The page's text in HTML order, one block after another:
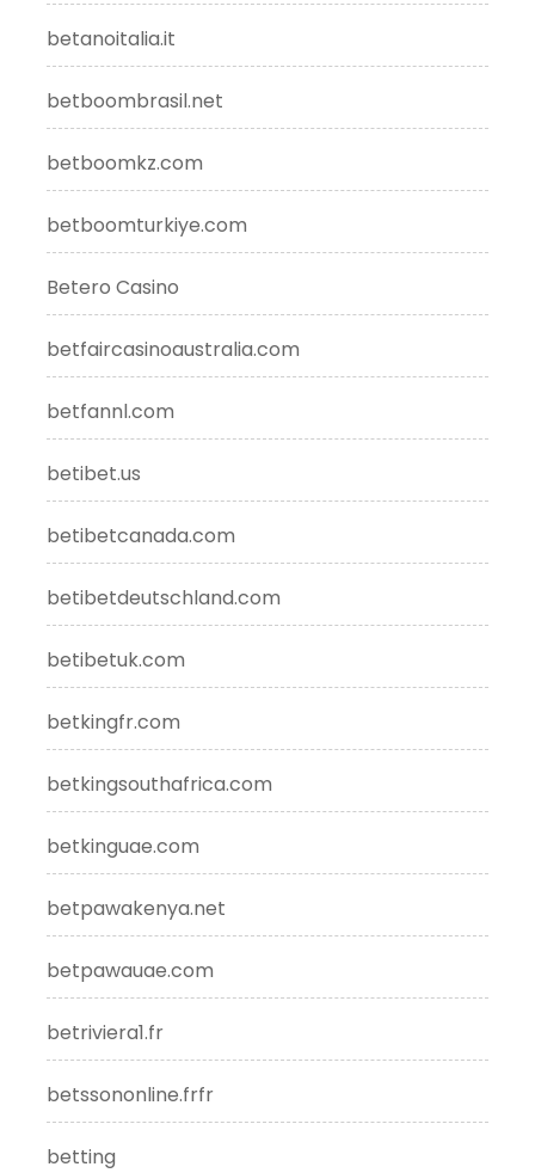
betanoitalia.it
betboombrasil.net
betboomkz.com
betboomturkiye.com
Betero Casino
betfaircasinoaustralia.com
betfannl.com
betibet.us
betibetcanada.com
betibetdeutschland.com
betibetuk.com
betkingfr.com
betkingsouthafrica.com
betkinguae.com
betpawakenya.net
betpawauae.com
betriviera1.fr
betssononline.frfr
betting